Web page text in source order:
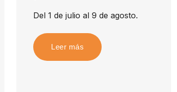
Del 1 de julio al 9 de agosto.
Leer más